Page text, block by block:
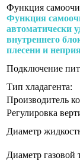
Функция
Функция
автоматически
внутреннего
плесени и
Подключение
Тип хладагента:
Производитель
Регулировка
Диаметр
Диаметр газовой